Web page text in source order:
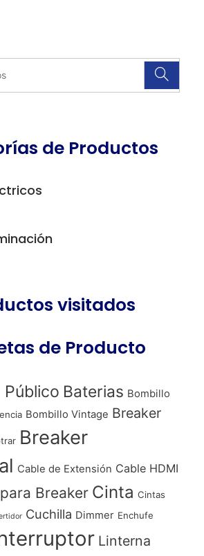
de Productos
visitados
de Producto
Baterias Bombillo
Bombillo Vintage Breaker
Breaker
Cable de Extensión Cable HDMI
Breaker Cinta Cintas
Cuchilla Dimmer Enchufe
Linterna